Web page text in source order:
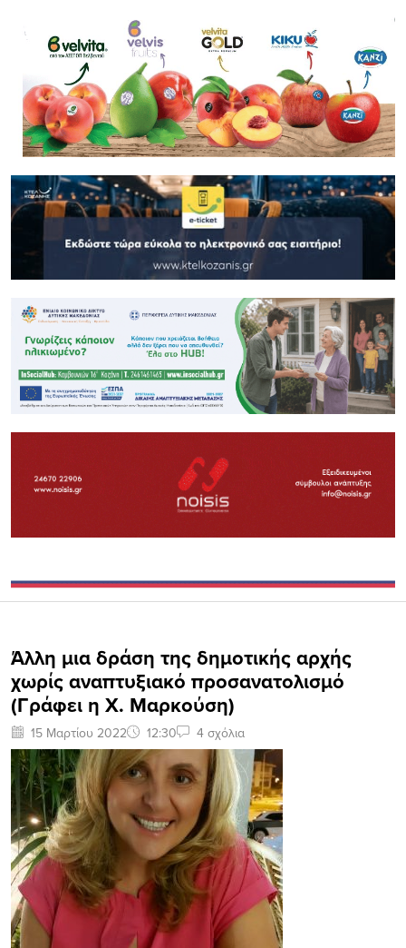
Άλλη μια δράση της δημοτικής αρχής
χωρίς αναπτυξιακό προσανατολισμό
(Γράφει η Χ. Μαρκούση)
15 Μαρτίου 2022 12:30 4 σχόλια